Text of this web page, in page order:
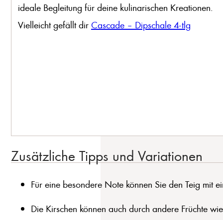
ideale Begleitung für deine kulinarischen Kreationen.
Vielleicht gefällt dir Cascade – Dipschale 4-tlg
Zusätzliche Tipps und Variationen
Für eine besondere Note können Sie den Teig mit
Die Kirschen können auch durch andere Früchte